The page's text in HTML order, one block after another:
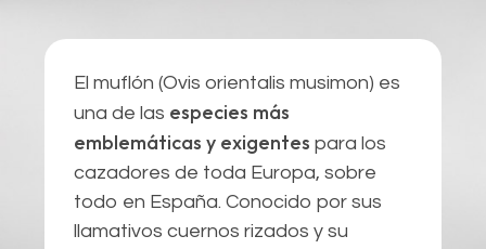
El muflón (Ovis orientalis musimon) es
una de las especies más
emblemáticas y exigentes para los
cazadores de toda Europa, sobre
todo en España. Conocido por sus
llamativos cuernos rizados y su